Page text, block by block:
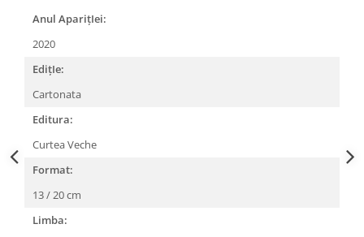
Anul AparițIei:
2020
EdițIe:
Cartonata
Editura:
Curtea Veche
Format:
13 / 20 cm
Limba: